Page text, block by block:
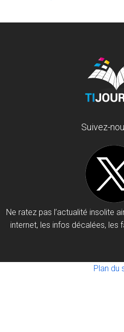
Suivez-
Ne ratez pas l’actualité insolite
internet, les infos décalées, les
Plan du